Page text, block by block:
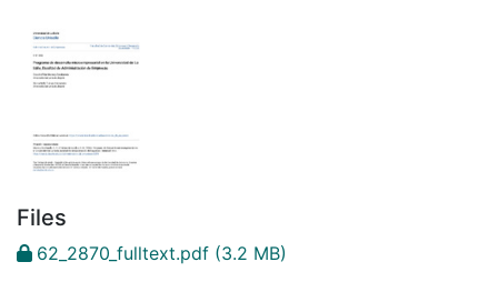
Files
62_2870_fulltext.pdf (3.2 MB)